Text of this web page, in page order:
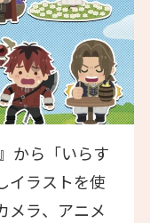
から「いらす
イラストを使
メラ、アニメ